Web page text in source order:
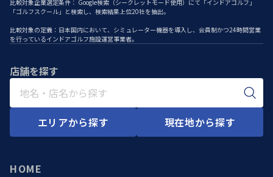
比較対象企業選定条件： Google検索（シークレットモード使用）にて「インドアゴルフ」
「ゴルフスクール」と検索し、検索結果上位20社を抽出。
比較対象の定義：日本国内において、シミュレーター機器を導入し、会員制かつ24時間営業
を行っているインドアゴルフ施設運営事業者。
店舗を探す
エリアから探す 現在地から探す
HOME